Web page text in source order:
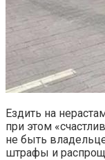
Ездить на
при этом
не быть
штрафы и